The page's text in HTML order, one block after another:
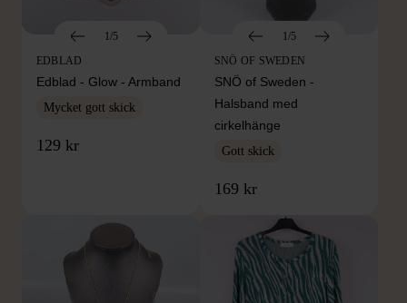
1/5
EDBLAD
Edblad - Glow - Armband
Mycket gott skick
129 kr
1/5
SNÖ OF SWEDEN
SNÖ of Sweden -
Halsband med
cirkelhänge
Gott skick
169 kr